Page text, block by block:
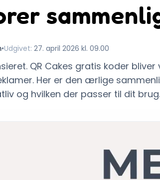
•Udgivet: 27. april 2026 kl. 09.00
QR Cakes gratis koder
Her er den ærlige
og hvilken der passer til dit brug.